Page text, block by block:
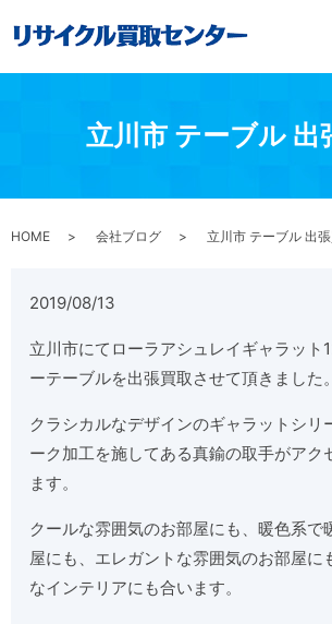
立川市 テーブル 出
HOME 会社ブログ 立川市 テーブル 出
2019/08/13
立川市にて ローラアシュレイギャラット
ーテーブルを出張買取させて頂きました。
クラシカルなデザインのギャラットシリ
ーク加工を施してある真鍮の取手がアク
ます。
クールな雰囲気のお部屋にも、暖色系で
屋にも、エレガントな雰囲気のお部屋に
なインテリアにも合います。